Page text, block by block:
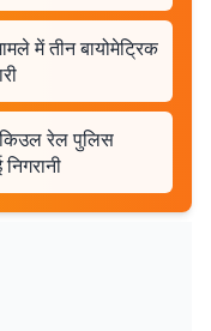
में तीन बायोमेट्रिक
रेल पुलिस